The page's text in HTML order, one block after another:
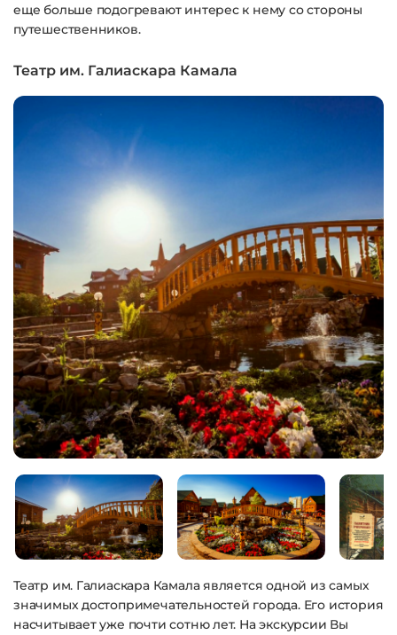
еще больше подогревают интерес к нему со стороны
путешественников.
Театр им. Галиаскара Камала
Театр им. Галиаскара Камала является одной из самых
значимых достопримечательностей города. Его история
насчитывает уже почти сотню лет. На экскурсии Вы